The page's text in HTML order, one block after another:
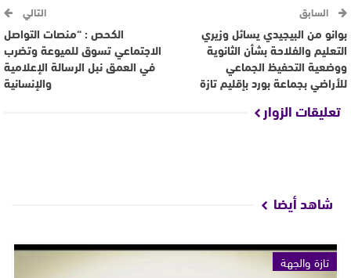
السابق
بوانو من البيجيدي يسائل وزيري
التعليم والفلاحة بشأن الثانوية
ووضعية التحفيظ الجماعي
للأراضي بجماعة بورد بإقليم تازة
التالي
الكحص : “منصات التواصل
الاجتماعي تسوق للميوعة وتضرب
في العمق نبل الرسالة الإعلامية
والإنسانية
تعليقات الزوار
شاهد أيضا
تازة والجهة